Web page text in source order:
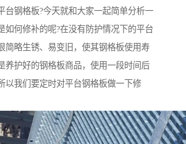
台钢格板?今天就和大家一起简单分析一
如何修补的呢?在没有防护情况下的平台
简略生锈、易变旧，使其钢格板使用寿
养护好的钢格板商品，使用一段时间后
以我们要定时对平台钢格板做一下修